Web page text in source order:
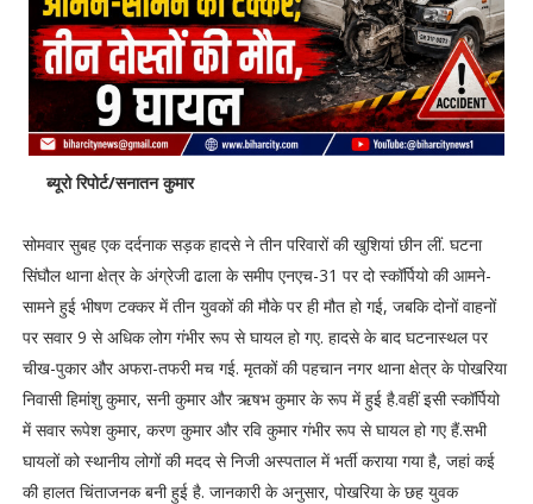
ब्यूरो रिपोर्ट/सनातन कुमार
सोमवार सुबह एक दर्दनाक सड़क हादसे ने तीन परिवारों की खुशियां छीन लीं. घटना
सिंघौल थाना क्षेत्र के अंग्रेजी ढाला के समीप एनएच-31 पर दो स्कॉर्पियो की आमने-
सामने हुई भीषण टक्कर में तीन युवकों की मौके पर ही मौत हो गई, जबकि दोनों वाहनों
पर सवार 9 से अधिक लोग गंभीर रूप से घायल हो गए. हादसे के बाद घटनास्थल पर
चीख-पुकार और अफरा-तफरी मच गई. मृतकों की पहचान नगर थाना क्षेत्र के पोखरिया
निवासी हिमांशु कुमार, सनी कुमार और ऋषभ कुमार के रूप में हुई है.वहीं इसी स्कॉर्पियो
में सवार रूपेश कुमार, करण कुमार और रवि कुमार गंभीर रूप से घायल हो गए हैं.सभी
घायलों को स्थानीय लोगों की मदद से निजी अस्पताल में भर्ती कराया गया है, जहां कई
की हालत चिंताजनक बनी हुई है. जानकारी के अनुसार, पोखरिया के छह युवक